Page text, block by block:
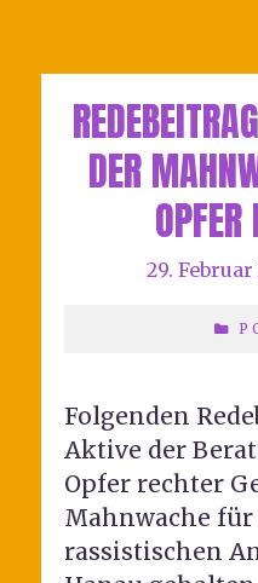
DER
29.
Folgenden
Aktive der
Opfer rechter
Mahnwache für
rassistischen